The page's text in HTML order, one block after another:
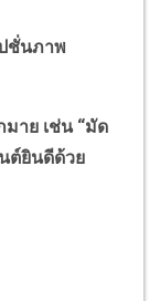
ชั่นภาพ
าย เช่น “มัด
ต์ยินดีด้วย